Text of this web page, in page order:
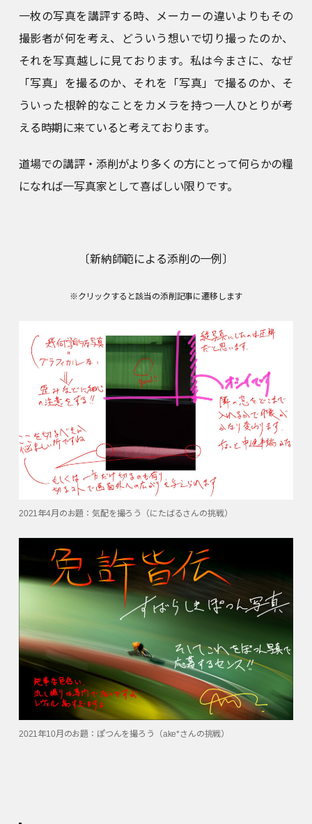
一枚の写真を講評する時、メーカーの違いよりもその
撮影者が何を考え、どういう想いで切り撮ったのか、
それを写真越しに見ております。私は今まさに、なぜ
「写真」を撮るのか、それを「写真」で撮るのか、そ
ういった根幹的なことをカメラを持つ一人ひとりが考
える時期に来ていると考えております。
道場での講評・添削がより多くの方にとって何らかの糧
になれば一写真家として喜ばしい限りです。
〔新納師範による添削の一例〕
※クリックすると該当の添削記事に遷移します
2021年4月のお題：気配を撮ろう（にたばるさんの挑戦）
2021年10月のお題：ぽつんを撮ろう（ake*さんの挑戦）